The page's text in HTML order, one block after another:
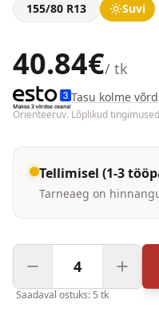
155/80 R13 Suvi
40.84€/ tk
Tasu kolme
Orienteeruv. Lõplikud
Tellimisel (1-3
Tarneaeg on
Saadaval ostuks: 5 tk